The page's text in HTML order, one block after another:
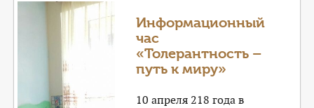
Информационный
час
«Толерантность –
путь к миру»
10 апреля 218 года в